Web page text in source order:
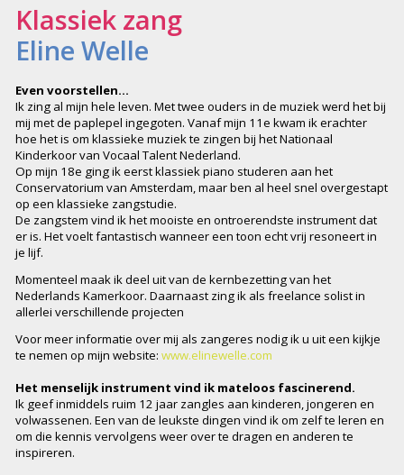
Klassiek zang
Eline Welle
Even voorstellen…
Ik zing al mijn hele leven. Met twee ouders in de muziek werd het bij
mij met de paplepel ingegoten. Vanaf mijn 11e kwam ik erachter
hoe het is om klassieke muziek te zingen bij het Nationaal
Kinderkoor van Vocaal Talent Nederland.
Op mijn 18e ging ik eerst klassiek piano studeren aan het
Conservatorium van Amsterdam, maar ben al heel snel overgestapt
op een klassieke zangstudie.
De zangstem vind ik het mooiste en ontroerendste instrument dat
er is. Het voelt fantastisch wanneer een toon echt vrij resoneert in
je lijf.
Momenteel maak ik deel uit van de kernbezetting van het
Nederlands Kamerkoor. Daarnaast zing ik als freelance solist in
allerlei verschillende projecten
Voor meer informatie over mij als zangeres nodig ik u uit een kijkje
te nemen op mijn website:www.elinewelle.com
Het menselijk instrument vind ik mateloos fascinerend.
Ik geef inmiddels ruim 12 jaar zangles aan kinderen, jongeren en
volwassenen. Een van de leukste dingen vind ik om zelf te leren en
om die kennis vervolgens weer over te dragen en anderen te
inspireren.